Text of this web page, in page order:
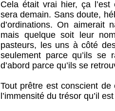
Cela était vrai hier, ça
sera demain. Sans doute,
d’ordinations. On aimerait
mais quelque soit leur
pasteurs, les uns à côté
seulement parce qu’ils se
d’abord parce qu’ils se
Tout prêtre est conscient
l’immensité du trésor qu’il